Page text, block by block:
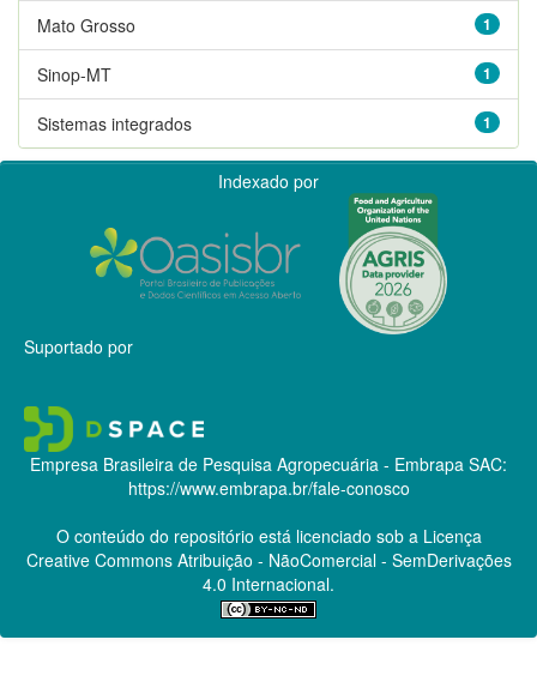
1
Mato Grosso
1
Sinop-MT
1
Sistemas integrados
Indexado por
Suportado por
Empresa Brasileira de Pesquisa Agropecuária - Embrapa SAC:
https://www.embrapa.br/fale-conosco
O conteúdo do repositório está licenciado sob a Licença
Creative CommonsAtribuição - NãoComercial - SemDerivações
4.0 Internacional.